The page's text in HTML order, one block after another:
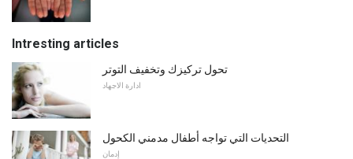
Intresting articles
تحول تركيزك وتخفيف التوتر
ادارة الاجهاد
التحديات التي تواجه أطفال مدمني الكحول
إدمان